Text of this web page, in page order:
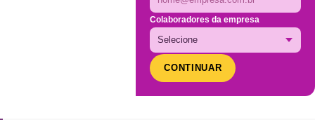
Colaboradores da empresa
CONTINUAR